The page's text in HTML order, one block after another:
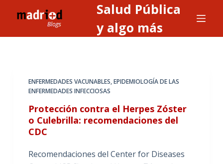
l
Salud Pública
y algo más
ENFERMEDADES VACUNABLES,EPIDEMIOLOGÍA DE LAS
ENFERMEDADES INFECCIOSAS
Protección contra el Herpes Zóster
o Culebrilla: recomendaciones del
CDC
Recomendaciones del Center for Diseases